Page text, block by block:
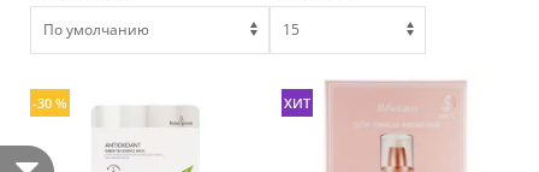
-30 % ХИТ